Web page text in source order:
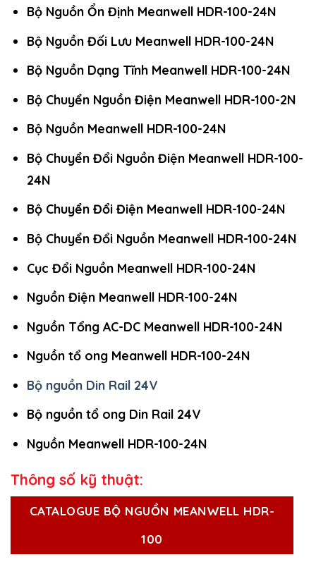
Bộ Nguồn Ổn Định Meanwell HDR-100-24N
Bộ Nguồn Đối Lưu Meanwell HDR-100-24N
Bộ Nguồn Dạng Tĩnh Meanwell HDR-100-24N
Bộ Chuyển Nguồn Điện Meanwell HDR-100-2N
Bộ Nguồn Meanwell HDR-100-24N
Bộ Chuyển Đổi Nguồn Điện Meanwell HDR-100-
24N
Bộ Chuyển Đổi Điện Meanwell HDR-100-24N
Bộ Chuyển Đổi Nguồn Meanwell HDR-100-24N
Cục Đổi Nguồn Meanwell HDR-100-24N
Nguồn Điện Meanwell HDR-100-24N
Nguồn Tổng AC-DC Meanwell HDR-100-24N
Nguồn tổ ong Meanwell HDR-100-24N
Bộ nguồn Din Rail 24V
Bộ nguồn tổ ong Din Rail 24V
Nguồn Meanwell HDR-100-24N
Thông số kỹ thuật:
CATALOGUE BỘ NGUỒN MEANWELL HDR-
100